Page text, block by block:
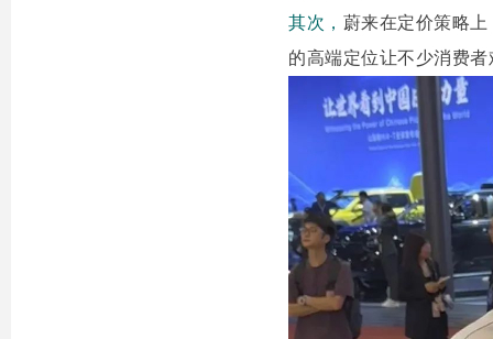
其次， 蔚来在定价策略
的高端定位让不少消费